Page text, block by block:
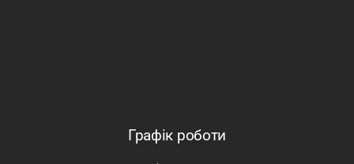
Графік роботи